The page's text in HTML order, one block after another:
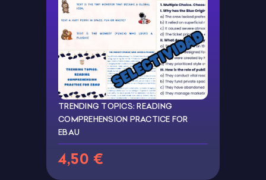
TRENDING TOPICS: READING
COMPREHENSION PRACTICE FOR
EBAU
4,50 €